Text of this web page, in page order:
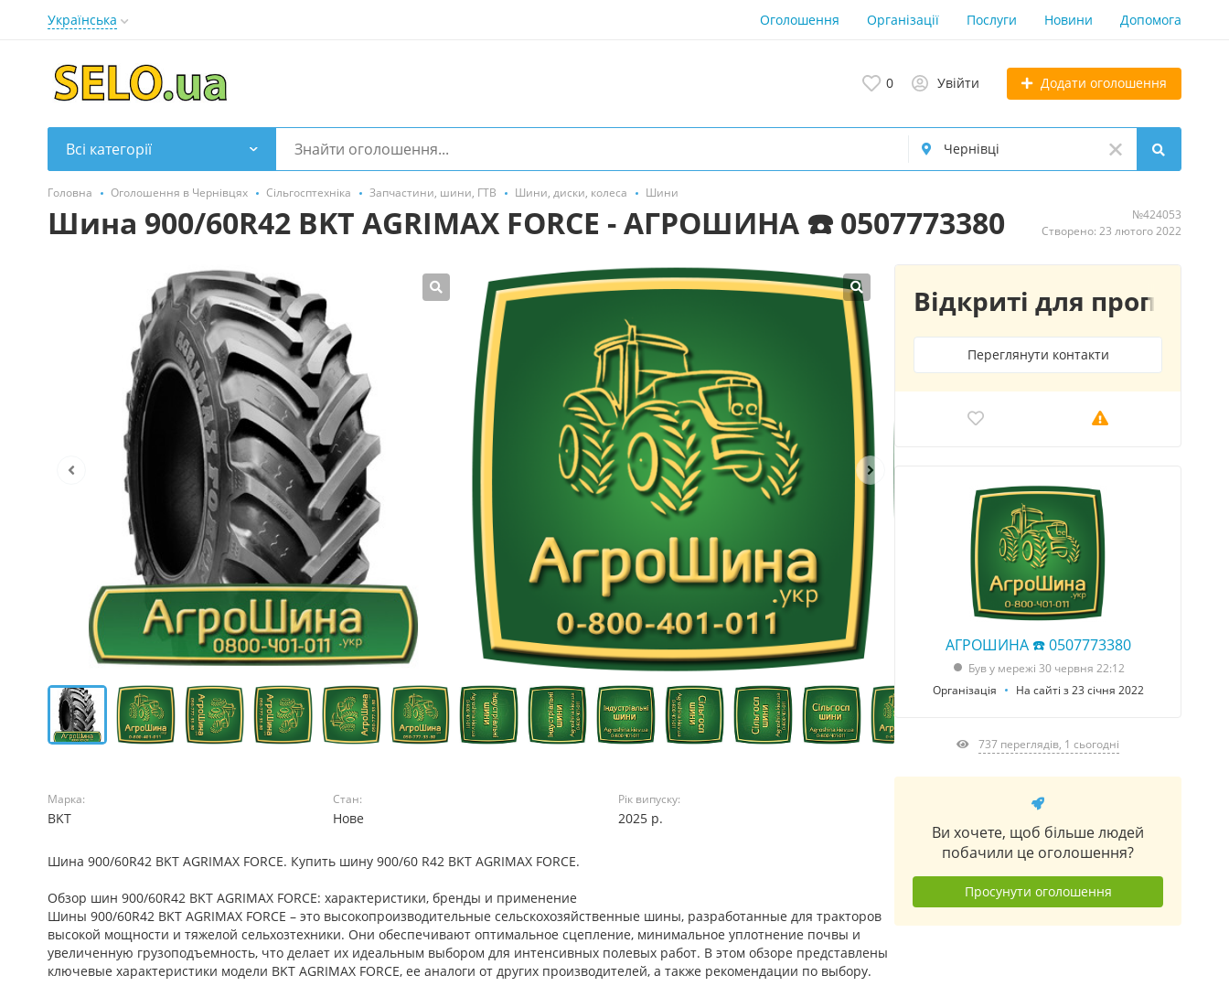
Українська Оголошення Організації Послуги Новини Допомога
0 Увійти Додати оголошення
Всі категорії
Головна Оголошення в Чернівцях Сільгосптехніка Запчастини, шини, ГТВ Шини, диски, колеса Шини
Шина 900/60R42 BKT AGRIMAX FORCE - АГРОШИНА ☎️ 0507773380
№424053
Створено: 23 лютого 2022
Марка:
BKT
Стан:
Нове
Рік випуску:
2025 р.
Шина 900/60R42 BKT AGRIMAX FORCE. Купить шину 900/60 R42 BKT AGRIMAX FORCE.
Обзор шин 900/60R42 BKT AGRIMAX FORCE: характеристики, бренды и применение
Шины 900/60R42 BKT AGRIMAX FORCE – это высокопроизводительные сельскохозяйственные шины, разработанные для тракторов
высокой мощности и тяжелой сельхозтехники. Они обеспечивают оптимальное сцепление, минимальное уплотнение почвы и
увеличенную грузоподъемность, что делает их идеальным выбором для интенсивных полевых работ. В этом обзоре представлены
ключевые характеристики модели BKT AGRIMAX FORCE, ее аналоги от других производителей, а также рекомендации по выбору.
Відкриті для
Переглянути контакти
АГРОШИНА ☎️ 0507773380
Був у мережі 30 червня 22:12
Організація
На сайті з 23 січня 2022
737 переглядів, 1 сьогодні
Ви хочете, щоб більше людей
побачили це оголошення?
Просунути оголошення